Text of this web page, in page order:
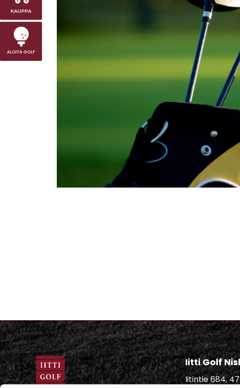
ALOITA GOLF
Iitti Golf
Iitintie 684,